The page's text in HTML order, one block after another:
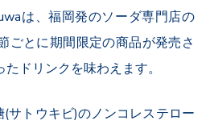
は、福岡発のソーダ専門店の
ごとに期間限定の商品が発売さ
ドリンクを味わえます。
サトウキビ)のノンコレステロー